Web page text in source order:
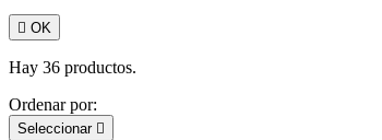
 OK
Hay 36 productos.
Ordenar por:
Seleccionar 